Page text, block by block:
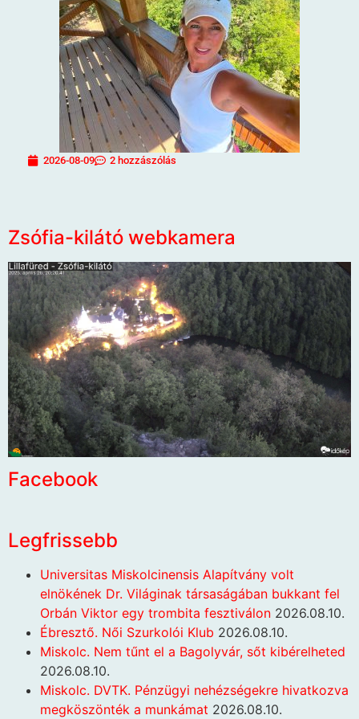
2026-08-09 2 hozzászólás
Zsófia-kilátó webkamera
Facebook
Legfrissebb
Universitas Miskolcinensis Alapítvány volt
elnökének Dr. Világinak társaságában bukkant fel
Orbán Viktor egy trombita fesztiválon 2026.08.10.
Ébresztő. Női Szurkolói Klub 2026.08.10.
Miskolc. Nem tűnt el a Bagolyvár, sőt kibérelheted
2026.08.10.
Miskolc. DVTK. Pénzügyi nehézségekre hivatkozva
megköszönték a munkámat 2026.08.10.